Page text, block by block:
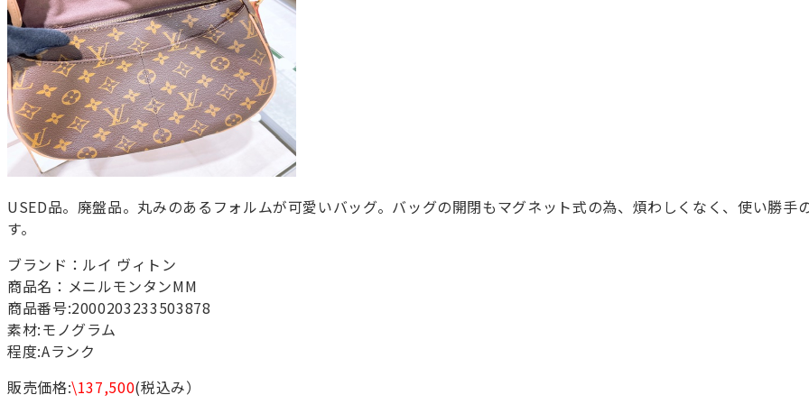
USED品。廃盤品。丸みのあるフォルムが可愛いバッグ。バッグの開閉もマグネット式の為、煩わしくなく、使い勝手
す。
ブランド：ルイ ヴィトン
商品名：メニルモンタンMM
商品番号:2000203233503878
素材:モノグラム
程度:Aランク
販売価格:\137,500(税込み）